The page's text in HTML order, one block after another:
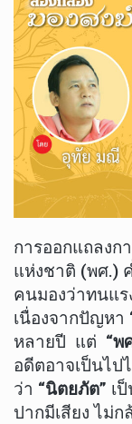
การออกแถลง
แห่งชาติ (พศ.)
คนมองว่าทนแร
เนื่องจากปัญหา
หลายปี แต่ “พ
อดีตอาจเป็นไป
ว่า “นิตยภัต” เ
ปากมีเสียง ไม่ก